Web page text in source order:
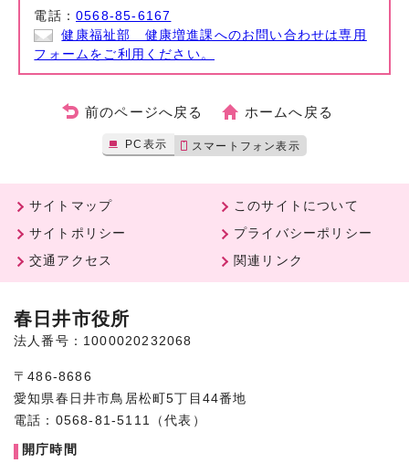
電話：0568-85-6167
健康福祉部 健康増進課へのお問い合わせは専用
フォームをご利用ください。
前のページへ戻る ホームへ戻る
PC表示 スマートフォン表示
サイトマップ
このサイトについて
サイトポリシー
プライバシーポリシー
交通アクセス
関連リンク
春日井市役所
法人番号：1000020232068
〒486-8686
愛知県春日井市鳥居松町5丁目44番地
電話：0568-81-5111（代表）
開庁時間